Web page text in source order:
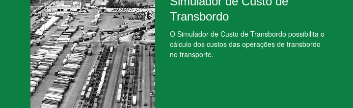
Transbordo
O Simulador de Custo de Transbordo possibilita o
cálculo dos custos das operações de transbordo
no transporte.